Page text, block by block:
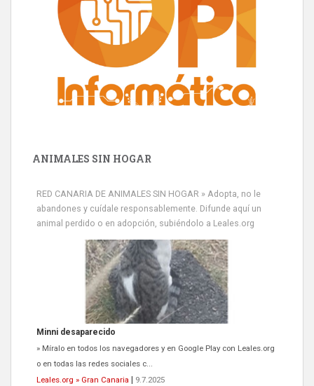
ANIMALES SIN HOGAR
RED CANARIA DE ANIMALES SIN HOGAR » Adopta, no le
abandones y cuídale responsablemente. Difunde aquí un
animal perdido o en adopción, subiéndolo a Leales.org
Minni desaparecido
» Míralo en todos los navegadores y en Google Play con Leales.org
o en todas las redes sociales c...
Leales.org » Gran Canaria
9.7.2025